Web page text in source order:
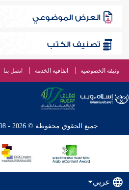
العرض الموضوعي
تصنيف الكتب
وثيقة الخصوصية اتفاقية الخدمة اتصل بنا
جميع الحقوق محفوظة © 2026 - 1998 لشبكة إسلام ويب
عربي